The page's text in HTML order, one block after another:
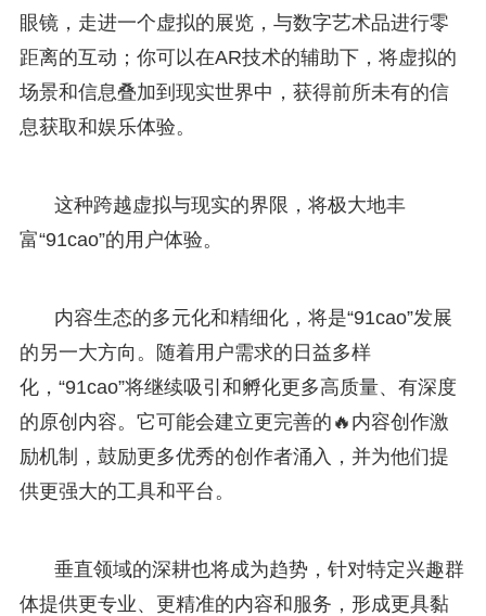
眼镜，走进一个虚拟的展览，与数字艺术品进行零
距离的互动；你可以在AR技术的辅助下，将虚拟的
场景和信息叠加到现实世界中，获得前所未有的信
息获取和娱乐体验。
这种跨越虚拟与现实的界限，将极大地丰
富“91cao”的用户体验。
内容生态的多元化和精细化，将是“91cao”发展
的另一大方向。随着用户需求的日益多样
化，“91cao”将继续吸引和孵化更多高质量、有深度
的原创内容。它可能会建立更完善的🔥内容创作激
励机制，鼓励更多优秀的创作者涌入，并为他们提
供更强大的工具和平台。
垂直领域的深耕也将成为趋势，针对特定兴趣群
体提供更专业、更精准的内容和服务，形成更具黏